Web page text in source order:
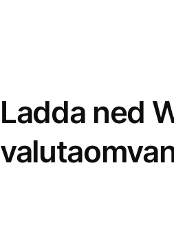
Ladda ned